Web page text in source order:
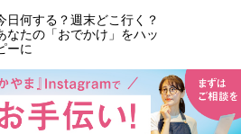
日何する？週末どこ行く？
なたの「おでかけ」をハッ
ーに